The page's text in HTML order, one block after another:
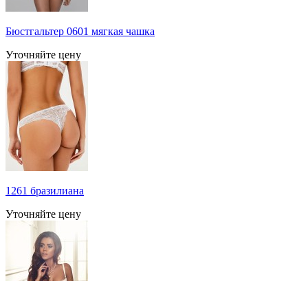
Бюстгальтер 0601 мягкая чашка
Уточняйте цену
1261 бразилиана
Уточняйте цену